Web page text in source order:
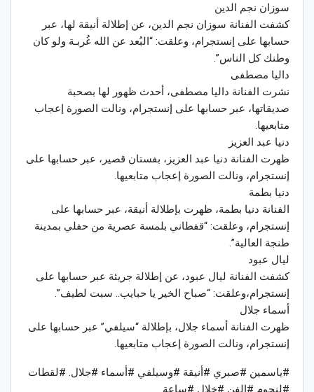
سوزان نجم الدين
كشفت الفنانة سوزان نجم الدين، عن إطلالة أنيقة لها، عبر
حسابها على إنستجرام، وعلقت: “البُعد عن الله غُربـة ولو كان
وطنك كل الناس”.
داليا مصطفى
نشرت الفنانة داليا مصطفى، أحدث ظهور لها بصحبة
صديقاتها، عبر حسابها على إنستجرام، ونالت الصورة إعجاب
متابعيها.
دنيا عبد العزيز
ظهرت الفنانة دنيا عبد العزيز، بفستان قصير، عبر حسابها على
إنستجرام، ونالت الصورة إعجاب متابعيها.
دنيا بطمة
الفنانة دنيا بطمة، ظهرت بإطلالة أنيقة، عبر حسابها على
إنستجرام، وعلقت: “قفطاني بلمسة عصرية من حفلي بمدينة
طنجة العالية”.
ليال عبود
كشفت الفنانة ليال عبود، عن إطلالة جريئة عبر حسابها على
إنستجرام،وعلقت: “صباح الخير يا حبايب.. سبت لطيف”.
أسماء جلال
ظهرت الفنانة أسماء جلال، بإطلالة “سيلفي” عبر حسابها على
إنستجرام، ونالت الصورة إعجاب متابعيها.
#ياسمين #صبري #أنيقة #وسيلفي #أسماء #جلال. #لقطات
#لنجوم #الفن #خلال #ساعة